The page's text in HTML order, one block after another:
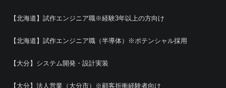
【北海道】試作エンジニア職※経験3年以上の方向け
【北海道】試作エンジニア職（半導体）※ポテンシャル採用
【大分】システム開発・設計実装
【大分】法人営業（大分市）※顧客折衝経験者向け